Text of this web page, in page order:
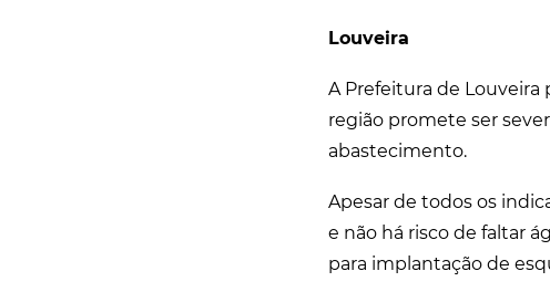
Louveira
A Prefeitura de
região promete ser
abastecimento.
Apesar de todos os
e não há risco de faltar
para implantação de